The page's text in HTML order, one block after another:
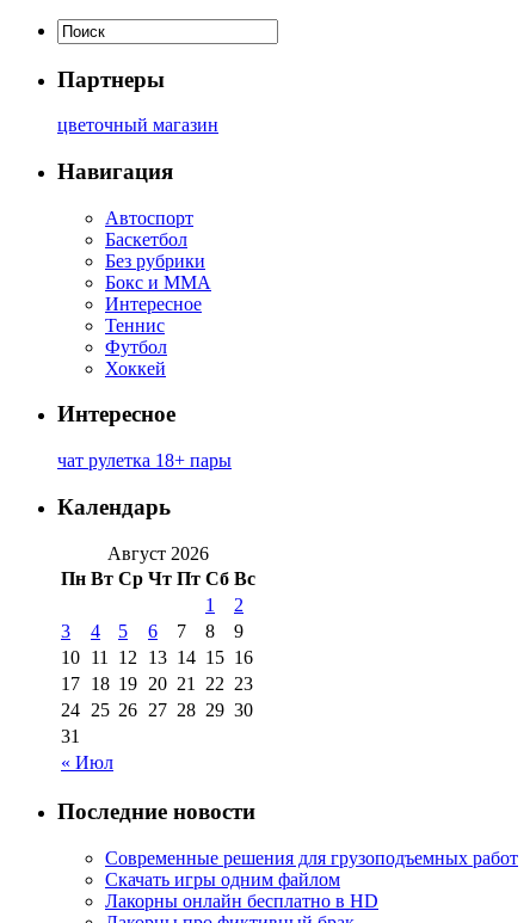
Партнеры
цветочный магазин
Навигация
Автоспорт
Баскетбол
Без рубрики
Бокс и ММА
Интересное
Теннис
Футбол
Хоккей
Интересное
чат рулетка 18+ пары
Календарь
Август 2026
Пн Вт Ср Чт Пт Сб Вс
« Июл
1
2
3
4 5 6 7 8
9
10 11 12 13 14 15 16
17 18 19 20 21 22 23
24 25 26 27 28 29 30
31
Последние новости
Современные решения для грузоподъемных работ
Скачать игры одним файлом
Лакорны онлайн бесплатно в HD